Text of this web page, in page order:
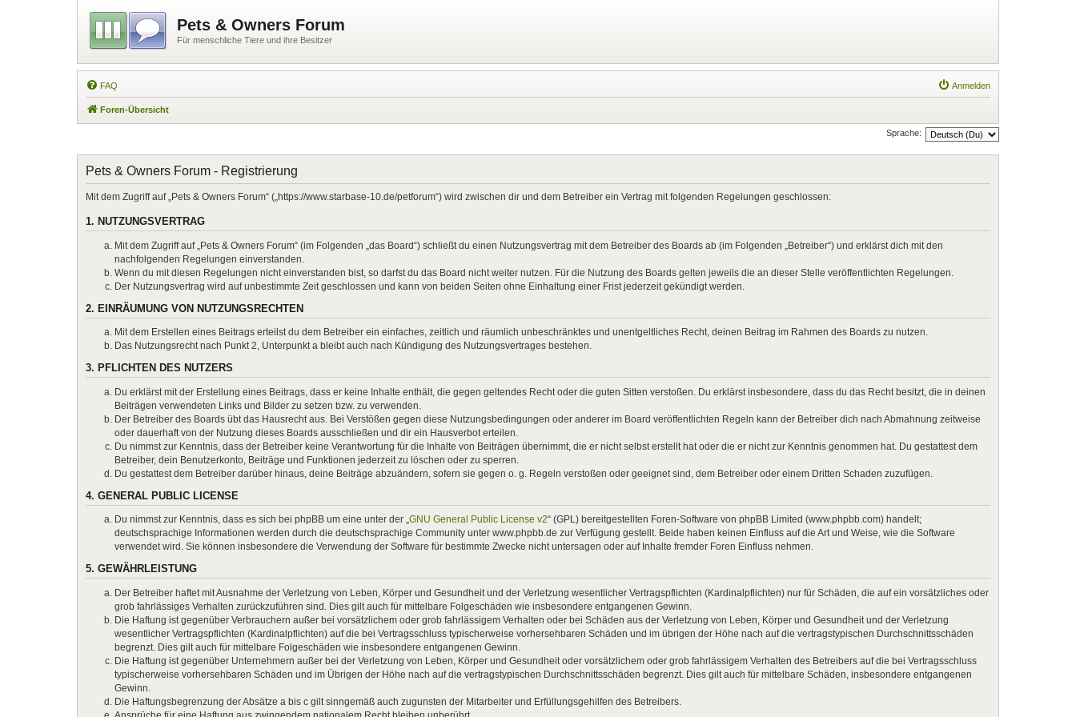
Pets & Owners Forum
Für menschliche Tiere und ihre Besitzer
FAQ Anmelden
Foren-Übersicht
Sprache:
Pets & Owners Forum - Registrierung
Mit dem Zugriff auf „Pets & Owners Forum“ („https://www.starbase-10.de/petforum“) wird zwischen dir und dem Betreiber ein Vertrag mit folgenden Regelungen geschlossen:
1. NUTZUNGSVERTRAG
Mit dem Zugriff auf „Pets & Owners Forum“ (im Folgenden „das Board“) schließt du einen Nutzungsvertrag mit dem Betreiber des Boards ab (im Folgenden „Betreiber“) und erklärst dich mit den
nachfolgenden Regelungen einverstanden.
Wenn du mit diesen Regelungen nicht einverstanden bist, so darfst du das Board nicht weiter nutzen. Für die Nutzung des Boards gelten jeweils die an dieser Stelle veröffentlichten Regelungen.
Der Nutzungsvertrag wird auf unbestimmte Zeit geschlossen und kann von beiden Seiten ohne Einhaltung einer Frist jederzeit gekündigt werden.
2. EINRÄUMUNG VON NUTZUNGSRECHTEN
Mit dem Erstellen eines Beitrags erteilst du dem Betreiber ein einfaches, zeitlich und räumlich unbeschränktes und unentgeltliches Recht, deinen Beitrag im Rahmen des Boards zu nutzen.
Das Nutzungsrecht nach Punkt 2, Unterpunkt a bleibt auch nach Kündigung des Nutzungsvertrages bestehen.
3. PFLICHTEN DES NUTZERS
Du erklärst mit der Erstellung eines Beitrags, dass er keine Inhalte enthält, die gegen geltendes Recht oder die guten Sitten verstoßen. Du erklärst insbesondere, dass du das Recht besitzt, die in deinen
Beiträgen verwendeten Links und Bilder zu setzen bzw. zu verwenden.
Der Betreiber des Boards übt das Hausrecht aus. Bei Verstößen gegen diese Nutzungsbedingungen oder anderer im Board veröffentlichten Regeln kann der Betreiber dich nach Abmahnung zeitweise
oder dauerhaft von der Nutzung dieses Boards ausschließen und dir ein Hausverbot erteilen.
Du nimmst zur Kenntnis, dass der Betreiber keine Verantwortung für die Inhalte von Beiträgen übernimmt, die er nicht selbst erstellt hat oder die er nicht zur Kenntnis genommen hat. Du gestattest dem
Betreiber, dein Benutzerkonto, Beiträge und Funktionen jederzeit zu löschen oder zu sperren.
Du gestattest dem Betreiber darüber hinaus, deine Beiträge abzuändern, sofern sie gegen o. g. Regeln verstoßen oder geeignet sind, dem Betreiber oder einem Dritten Schaden zuzufügen.
4. GENERAL PUBLIC LICENSE
Du nimmst zur Kenntnis, dass es sich bei phpBB um eine unter der „GNU General Public License v2“ (GPL) bereitgestellten Foren-Software von phpBB Limited (www.phpbb.com) handelt;
deutschsprachige Informationen werden durch die deutschsprachige Community unter www.phpbb.de zur Verfügung gestellt. Beide haben keinen Einfluss auf die Art und Weise, wie die Software
verwendet wird. Sie können insbesondere die Verwendung der Software für bestimmte Zwecke nicht untersagen oder auf Inhalte fremder Foren Einfluss nehmen.
5. GEWÄHRLEISTUNG
Der Betreiber haftet mit Ausnahme der Verletzung von Leben, Körper und Gesundheit und der Verletzung wesentlicher Vertragspflichten (Kardinalpflichten) nur für Schäden, die auf ein vorsätzliches oder
grob fahrlässiges Verhalten zurückzuführen sind. Dies gilt auch für mittelbare Folgeschäden wie insbesondere entgangenen Gewinn.
Die Haftung ist gegenüber Verbrauchern außer bei vorsätzlichem oder grob fahrlässigem Verhalten oder bei Schäden aus der Verletzung von Leben, Körper und Gesundheit und der Verletzung
wesentlicher Vertragspflichten (Kardinalpflichten) auf die bei Vertragsschluss typischerweise vorhersehbaren Schäden und im übrigen der Höhe nach auf die vertragstypischen Durchschnittsschäden
begrenzt. Dies gilt auch für mittelbare Folgeschäden wie insbesondere entgangenen Gewinn.
Die Haftung ist gegenüber Unternehmern außer bei der Verletzung von Leben, Körper und Gesundheit oder vorsätzlichem oder grob fahrlässigem Verhalten des Betreibers auf die bei Vertragsschluss
typischerweise vorhersehbaren Schäden und im Übrigen der Höhe nach auf die vertragstypischen Durchschnittsschäden begrenzt. Dies gilt auch für mittelbare Schäden, insbesondere entgangenen
Gewinn.
Die Haftungsbegrenzung der Absätze a bis c gilt sinngemäß auch zugunsten der Mitarbeiter und Erfüllungsgehilfen des Betreibers.